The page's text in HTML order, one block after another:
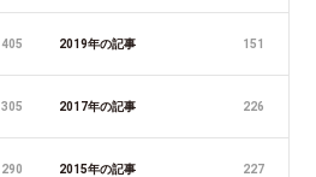
405 2019年の記事 151
305 2017年の記事 226
290 2015年の記事 227